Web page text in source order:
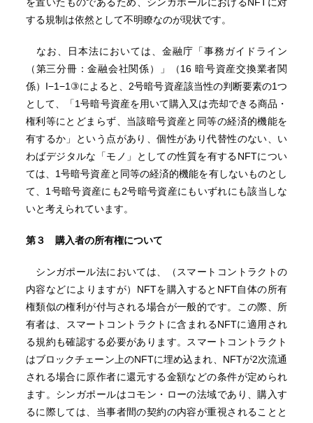
する規制は依然として不明瞭なのが現状です。
なお、日本法においては、金融庁「事務ガイドライン
（第三分冊：金融会社関係）」（16 暗号資産交換業者関
係）I−1−1③によると、2号暗号資産該当性の判断要素の1つ
として、「1号暗号資産を用いて購入又は売却できる商品・
権利等にとどまらず、当該暗号資産と同等の経済的機能を
有するか」という点があり、個性があり代替性のない、い
わばデジタルな「モノ」としての性質を有するNFTについ
ては、1号暗号資産と同等の経済的機能を有しないものとし
て、1号暗号資産にも2号暗号資産にもいずれにも該当しな
いと考えられています。
第３ 購入者の所有権について
シンガポール法においては、（スマートコントラクトの
内容などによりますが）NFTを購入するとNFT自体の所有
権類似の権利が付与される場合が一般的です。この際、所
有者は、スマートコントラクトに含まれるNFTに適用され
る規約も確認する必要があります。スマートコントラクト
はブロックチェーン上のNFTに埋め込まれ、NFTが2次流通
される場合に原作者に還元する金額などの条件が定められ
ます。シンガポールはコモン・ローの法域であり、購入す
るに際しては、当事者間の契約の内容が重視されることと